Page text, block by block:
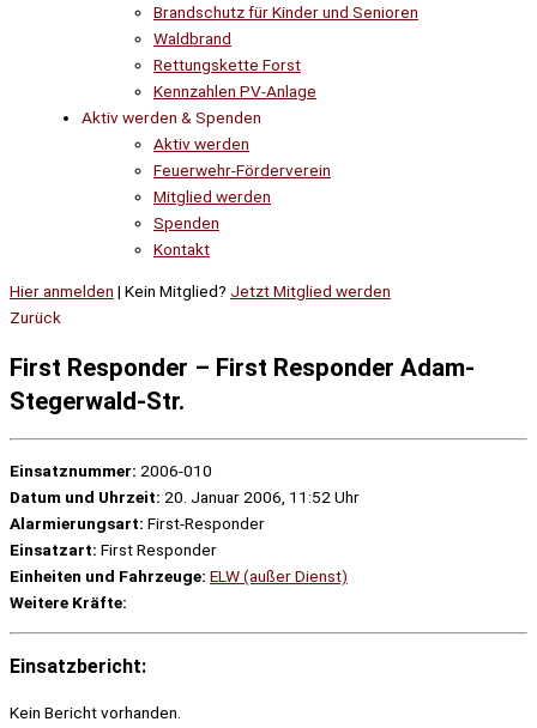
Brandschutz für Kinder und Senioren
Waldbrand
Rettungskette Forst
Kennzahlen PV-Anlage
Aktiv werden & Spenden
Aktiv werden
Feuerwehr-Förderverein
Mitglied werden
Spenden
Kontakt
Hier anmelden | Kein Mitglied? Jetzt Mitglied werden
Zurück
First Responder – First Responder Adam-
Stegerwald-Str.
Einsatznummer: 2006-010
Datum und Uhrzeit: 20. Januar 2006, 11:52 Uhr
Alarmierungsart: First-Responder
Einsatzart: First Responder
Einheiten und Fahrzeuge: ELW (außer Dienst)
Weitere Kräfte:
Einsatzbericht:
Kein Bericht vorhanden.